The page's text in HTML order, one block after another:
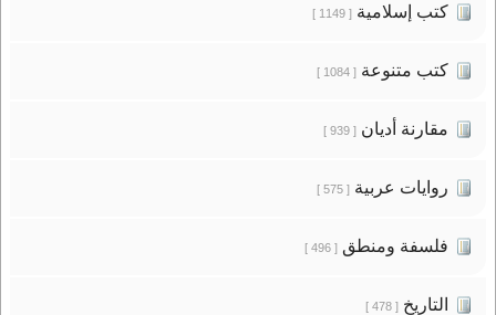
كتب إسلامية[ 1149 ]
كتب متنوعة[ 1084 ]
مقارنة أديان[ 939 ]
روايات عربية[ 575 ]
فلسفة ومنطق[ 496 ]
التاريخ[ 478 ]